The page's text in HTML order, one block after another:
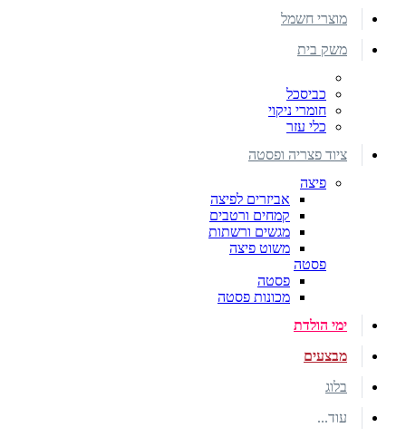
מוצרי חשמל
משק בית
כביסכל
חומרי ניקוי
כלי עזר
ציוד פצריה ופסטה
פיצה
אביזרים לפיצה
קמחים ורטבים
מגשים ורשתות
משוט פיצה
פסטה
פסטה
מכונות פסטה
ימי הולדת
מבצעים
בלוג
עוד...